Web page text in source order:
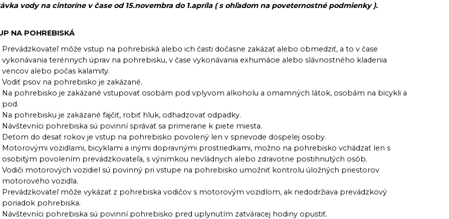
vody na cintoríne v čase od 15.novembra do 1.apríla ( s ohľadom na poveternostné podmienky ).
NA POHREBISKÁ
Prevádzkovateľ môže vstup na pohrebiská alebo ich časti dočasne zakázať alebo obmedziť, a to v čase
vykonávania terénnych úprav na pohrebisku, v čase vykonávania exhumácie alebo slávnostného kladenia
vencov alebo počas kalamity.
Vodiť psov na pohrebisko je zakázané.
Na pohrebisko je zakázané vstupovať osobám pod vplyvom alkoholu a omamných látok, osobám na bicykli a
pod.
Na pohrebisku je zakázané fajčiť, robiť hluk, odhadzovať odpadky.
Návštevníci pohrebiska sú povinní správať sa primerane k piete miesta.
Deťom do desať rokov je vstup na pohrebisko povolený len v sprievode dospelej osoby.
Motorovými vozidlami, bicyklami a inými dopravnými prostriedkami, možno na pohrebisko vchádzať len s
osobitým povolením prevádzkovateľa, s výnimkou nevládnych alebo zdravotne postihnutých osôb.
Vodiči motorových vozidiel sú povinný pri vstupe na pohrebisko umožniť kontrolu úložných priestorov
motorového vozidla.
Prevádzkovateľ môže vykázať z pohrebiska vodičov s motorovým vozidlom, ak nedodržiava prevádzkový
poriadok pohrebiska.
Návštevníci pohrebiska sú povinní pohrebisko pred uplynutím zatváracej hodiny opustiť.